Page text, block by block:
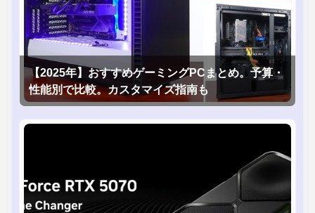
【2025年】おすすめゲーミングPCまとめ。予算・
性能別で比較。カスタマイズ指南も